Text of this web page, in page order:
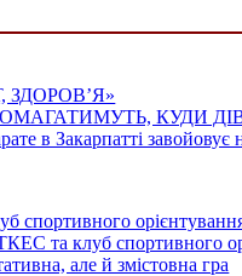
ЗДОРОВ’Я»
КУДИ
в Закарпатті завойовує
спортивного
та клуб спортивного
але й змістовна гра